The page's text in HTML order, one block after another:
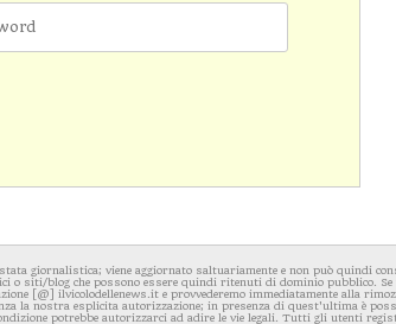
giornalistica; viene aggiornato saltuariamente e non può quindi
siti/blog che possono essere quindi ritenuti di dominio pubblico.
[@] ilvicolodellenews.it e provvederemo immediatamente alla
la nostra esplicita autorizzazione; in presenza di quest'ultima è
potrebbe autorizzarci ad adire le vie legali. Tutti gli utenti